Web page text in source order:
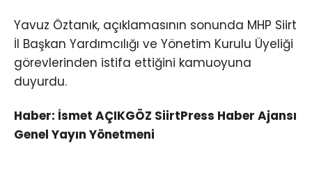
Yavuz Öztanık, açıklamasının sonunda MHP Siirt
İl Başkan Yardımcılığı ve Yönetim Kurulu Üyeliği
görevlerinden istifa ettiğini kamuoyuna
duyurdu.
Haber: İsmet AÇIKGÖZ SiirtPress Haber Ajansı
Genel Yayın Yönetmeni